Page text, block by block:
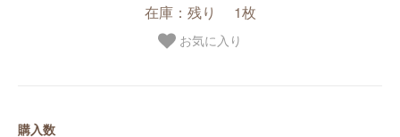
在庫：残り 1枚
お気に入り
購入数